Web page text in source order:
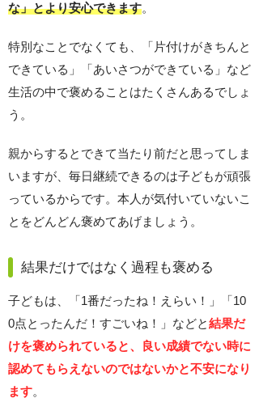
な」とより安心できます。
特別なことでなくても、「片付けがきちんと
できている」「あいさつができている」など
生活の中で褒めることはたくさんあるでしょ
う。
親からするとできて当たり前だと思ってしま
いますが、毎日継続できるのは子どもが頑張
っているからです。本人が気付いていないこ
とをどんどん褒めてあげましょう。
結果だけではなく過程も褒める
子どもは、「1番だったね！えらい！」「10
0点とったんだ！すごいね！」などと結果だ
けを褒められていると、良い成績でない時に
認めてもらえないのではないかと不安になり
ます。